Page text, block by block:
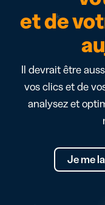
et de
Il devrait être
vos clics et de
analysez et
Je me